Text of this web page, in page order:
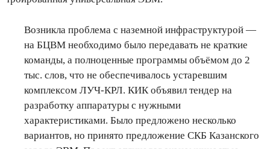
Возникла проблема с наземной инфраструктурой —
на БЦВМ необходимо было передавать не краткие
команды, а полноценные программы объёмом до 2
тыс. слов, что не обеспечивалось устаревшим
комплексом ЛУЧ-КРЛ. КИК объявил тендер на
разработку аппаратуры с нужными
характеристиками. Было предложено несколько
вариантов, но принято предложение СКБ Казанского